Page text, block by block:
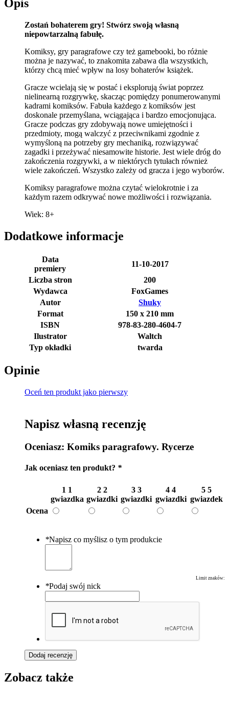
Opis
Zostań bohaterem gry! Stwórz swoją własną
niepowtarzalną fabułę.
Komiksy, gry paragrafowe czy też gamebooki, bo różnie
można je nazywać, to znakomita zabawa dla wszystkich,
którzy chcą mieć wpływ na losy bohaterów książek.
Gracze wcielają się w postać i eksplorują świat poprzez
nielinearną rozgrywkę, skacząc pomiędzy ponumerowanymi
kadrami komiksów. Fabuła każdego z komiksów jest
doskonale przemyślana, wciągająca i bardzo emocjonująca.
Gracze podczas gry zdobywają nowe umiejętności i
przedmioty, mogą walczyć z przeciwnikami zgodnie z
wymyśloną na potrzeby gry mechaniką, rozwiązywać
zagadki i przeżywać niesamowite historie. Jest wiele dróg do
zakończenia rozgrywki, a w niektórych tytułach również
wiele zakończeń. Wszystko zależy od gracza i jego wyborów.
Komiksy paragrafowe można czytać wielokrotnie i za
każdym razem odkrywać nowe możliwości i rozwiązania.
Wiek: 8+
Dodatkowe informacje
Data
premiery
11-10-2017
Liczba stron
200
Wydawca
FoxGames
Autor
Shuky
Format
150 x 210 mm
ISBN
978-83-280-4604-7
Ilustrator
Waltch
Typ okładki
twarda
Opinie
Oceń ten produkt jako pierwszy
Napisz własną recenzję
Oceniasz: Komiks paragrafowy. Rycerze
Jak oceniasz ten produkt? *
1 1
gwiazdka
2 2
gwiazdki
3 3
gwiazdki
4 4
gwiazdki
5 5
gwiazdek
Ocena
*Napisz co myślisz o tym produkcie
Limit znaków:
*Podaj swój nick
Dodaj recenzję
Zobacz także